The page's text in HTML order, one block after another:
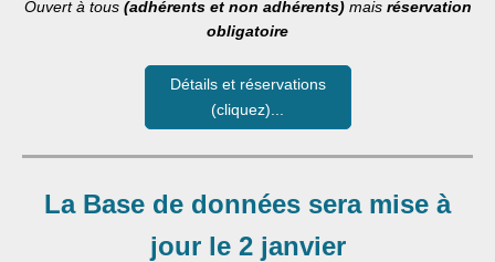
Ouvert à tous (adhérents et non adhérents)mais réservation
obligatoire
Détails et réservations
(cliquez)...
La Base de données sera mise à
jour le 2 janvier